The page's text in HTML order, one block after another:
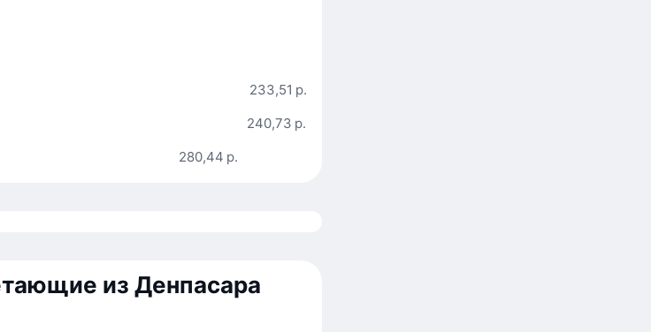
233,51 р.
240,73 р.
280,44 р.
из Денпасара